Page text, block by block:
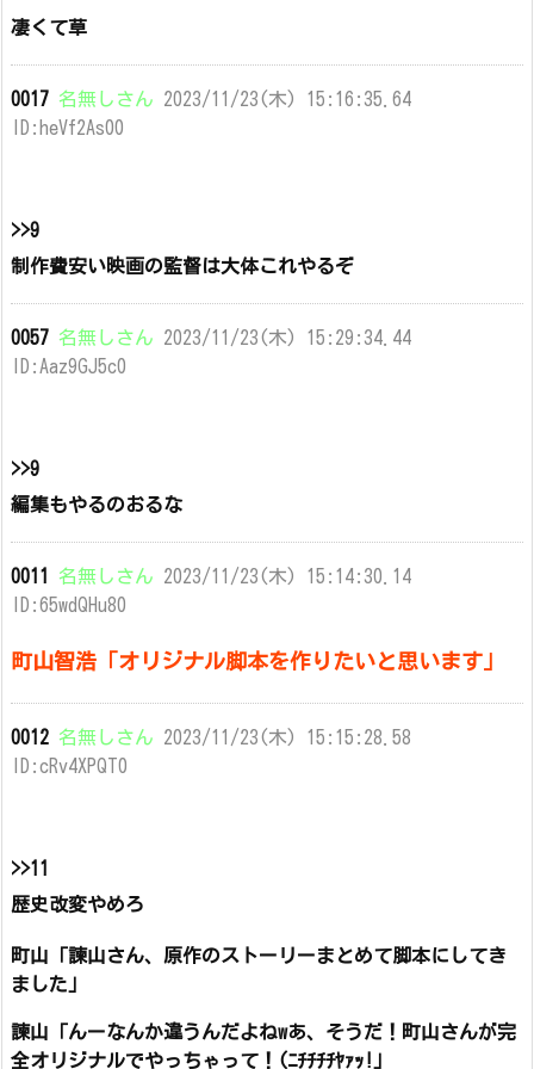
凄くて草
0017 名無しさん 2023/11/23(木) 15:16:35.64
ID:heVf2As00
>>9
制作費安い映画の監督は大体これやるぞ
0057 名無しさん 2023/11/23(木) 15:29:34.44
ID:Aaz9GJ5c0
>>9
編集もやるのおるな
0011 名無しさん 2023/11/23(木) 15:14:30.14
ID:65wdQHu80
町山智浩「オリジナル脚本を作りたいと思います」
0012 名無しさん 2023/11/23(木) 15:15:28.58
ID:cRv4XPQT0
>>11
歴史改変やめろ
町山「諫山さん、原作のストーリーまとめて脚本にしてき
ました」
諫山「んーなんか違うんだよねwあ、そうだ！町山さんが完
全オリジナルでやっちゃって！(ﾆﾁﾁﾁﾁﾔｧｯ!」